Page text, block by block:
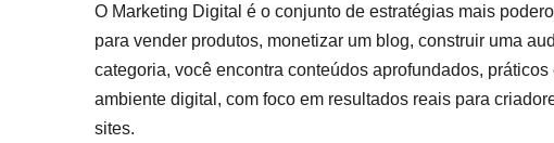
O Marketing Digital é o conjunto de estratégias mais
para vender produtos, monetizar um blog, construir uma
categoria, você encontra conteúdos aprofundados,
ambiente digital, com foco em resultados reais para
sites.